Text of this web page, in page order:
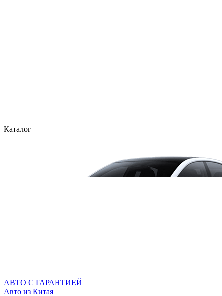
Каталог
АВТО С ГАРАНТИЕЙ
Авто из Китая